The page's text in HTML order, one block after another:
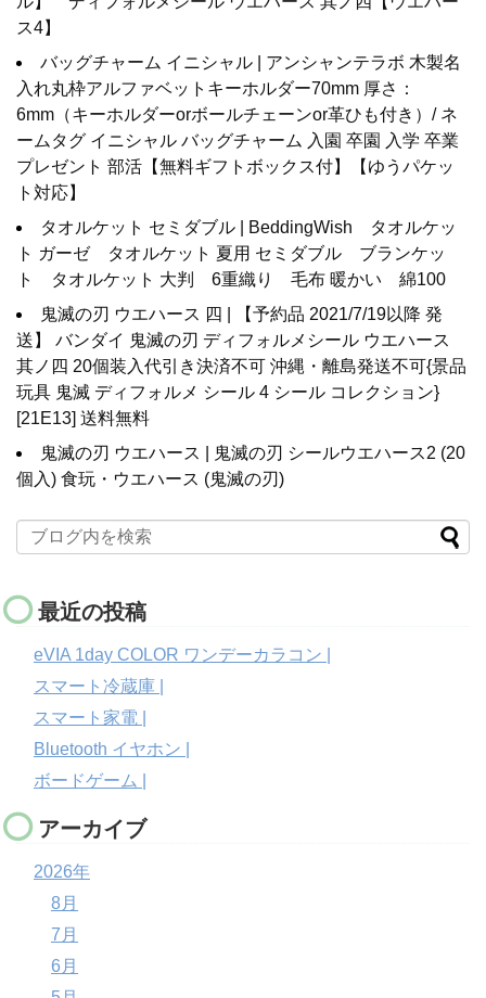
ス4】
バッグチャーム イニシャル | アンシャンテラボ 木製名
入れ丸枠アルファベットキーホルダー70mm 厚さ：
6mm（キーホルダーorボールチェーンor革ひも付き）/ ネ
ームタグ イニシャル バッグチャーム 入園 卒園 入学 卒業
プレゼント 部活【無料ギフトボックス付】【ゆうパケッ
ト対応】
タオルケット セミダブル | BeddingWish タオルケッ
ト ガーゼ タオルケット 夏用 セミダブル ブランケッ
ト タオルケット 大判 6重織り 毛布 暖かい 綿100
鬼滅の刃 ウエハース 四 | 【予約品 2021/7/19以降 発
送】 バンダイ 鬼滅の刃 ディフォルメシール ウエハース
其ノ四 20個装入代引き決済不可 沖縄・離島発送不可{景品
玩具 鬼滅 ディフォルメ シール 4 シール コレクション}
[21E13] 送料無料
鬼滅の刃 ウエハース | 鬼滅の刃 シールウエハース2 (20
個入) 食玩・ウエハース (鬼滅の刃)
最近の投稿
eVIA 1day COLOR ワンデーカラコン |
スマート冷蔵庫 |
スマート家電 |
Bluetooth イヤホン |
ボードゲーム |
アーカイブ
2026年
8月
7月
6月